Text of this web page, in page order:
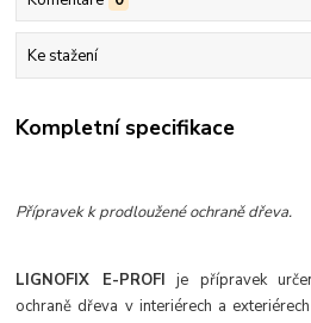
Ke stažení
Kompletní specifikace
Přípravek k prodloužené ochraně dřeva.
LIGNOFIX E-PROFI je přípravek
ochraně dřeva v interiérech a